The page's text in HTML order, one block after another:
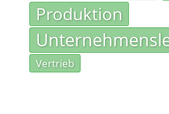
Produktion
Vertrieb